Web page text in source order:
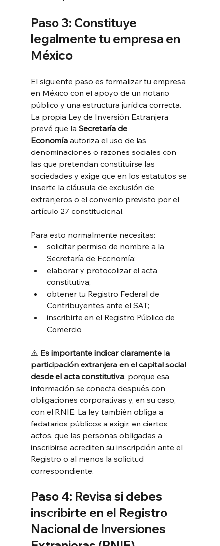
Paso 3: Constituye
legalmente tu empresa en
México
El siguiente paso es formalizar tu empresa
en México con el apoyo de un notario
público y una estructura jurídica correcta.
La propia Ley de Inversión Extranjera
prevé que la Secretaría de
Economía autoriza el uso de las
denominaciones o razones sociales con
las que pretendan constituirse las
sociedades y exige que en los estatutos se
inserte la cláusula de exclusión de
extranjeros o el convenio previsto por el
artículo 27 constitucional.
Para esto normalmente necesitas:
solicitar permiso de nombre a la
Secretaría de Economía;
elaborar y protocolizar el acta
constitutiva;
obtener tu Registro Federal de
Contribuyentes ante el SAT;
inscribirte en el Registro Público de
Comercio.
⚠️ Es importante indicar claramente la
participación extranjera en el capital social
desde el acta constitutiva, porque esa
información se conecta después con
obligaciones corporativas y, en su caso,
con el RNIE. La ley también obliga a
fedatarios públicos a exigir, en ciertos
actos, que las personas obligadas a
inscribirse acrediten su inscripción ante el
Registro o al menos la solicitud
correspondiente.
Paso 4: Revisa si debes
inscribirte en el Registro
Nacional de Inversiones